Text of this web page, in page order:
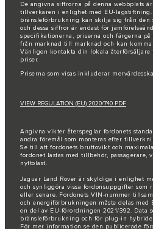
De angivna siffrorna på denna webbplats
tillverkaren i enlighet med EU-lagstiftning.
bränsleförbrukning kan skilja sig från den
och dessa siffror är endast för
specifikationerna, priserna och färgerna
från marknad till marknad och kan
Vänligen kontakta din lokala
priser.
Priserna som visas inkluderar
VIEW REGULATION (EU) 2020/740 PDF
Angivna vikter återspeglar fordonets
andra föremål som monteras efter
Se till att fordonets bruttovikt och
fordonet lastas med tillbehör, passagerare,
nyttolast.
Jaguar Land Rover är skyldiga i enlighet
och synliggöra vissa fordonsuppgifter som
eller senare. Fordonets VIN-nummer
och energiförbrukningen måste delas med
en del av EU-förordningen 2021/392. Data
bränsleförbrukning och för plug-in
För mer information se den publicerade